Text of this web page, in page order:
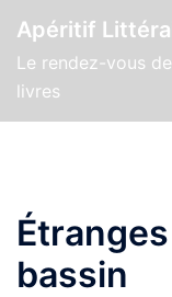
Apéritif
Le rendez-vous
livres
bassin